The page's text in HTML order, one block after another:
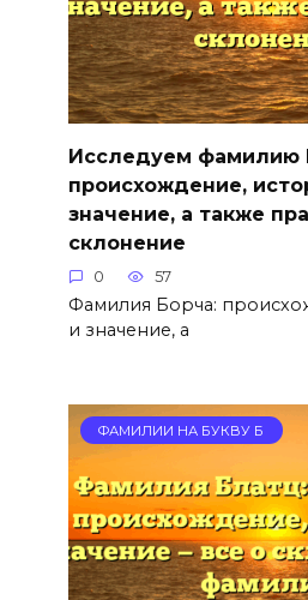
Исследуем фамилию
происхождение,
значение, а также
склонение
0 57
Фамилия Борча:
и значение, а
ФАМИЛИИ НА БУКВУ Б